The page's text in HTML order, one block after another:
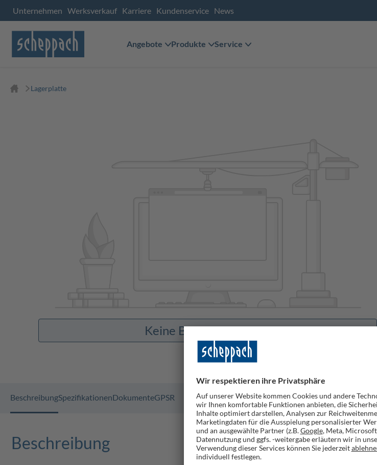
Unternehmen Werksverkauf Karriere Kundenservice News
Angebote Produkte Service
Lagerplatte
Keine Bilder vorhanden
BeschreibungSpezifikationenDokumenteGPSR
Beschreibung